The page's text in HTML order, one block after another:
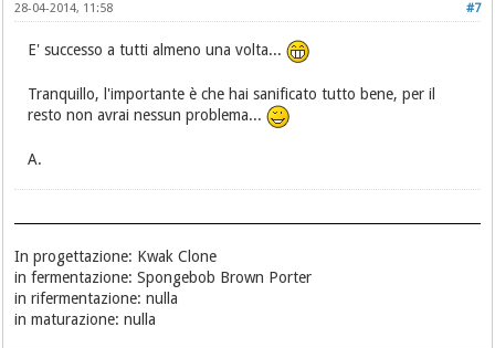
#7
28-04-2014, 11:58
E' successo a tutti almeno una volta...
Tranquillo, l'importante è che hai sanificato tutto bene, per il
resto non avrai nessun problema...
A.
In progettazione: Kwak Clone
in fermentazione: Spongebob Brown Porter
in rifermentazione: nulla
in maturazione: nulla